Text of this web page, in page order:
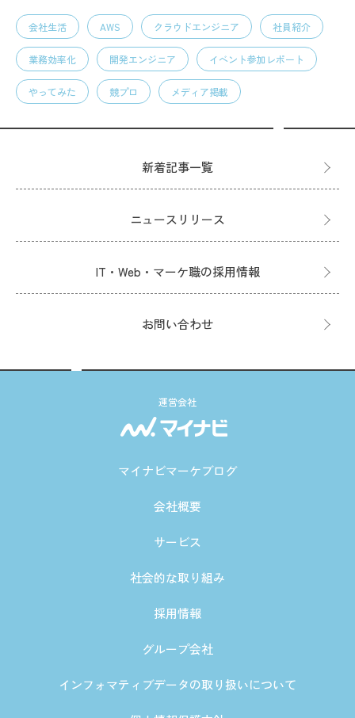
会社生活 AWS クラウドエンジニア 社員紹介
業務効率化 開発エンジニア イベント参加レポート
やってみた 競プロ メディア掲載
新着記事一覧
ニュースリリース
IT・Web・マーケ職の採用情報
お問い合わせ
運営会社
マイナビマーケブログ
会社概要
サービス
社会的な取り組み
採用情報
グループ会社
インフォマティブデータの取り扱いについて